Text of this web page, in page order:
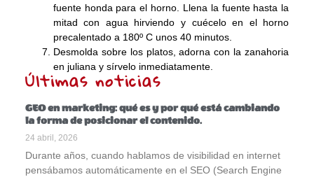
fuente honda para el horno. Llena la fuente hasta la
mitad con agua hirviendo y cuécelo en el horno
precalentado a 180º C unos 40 minutos.
Desmolda sobre los platos, adorna con la zanahoria
en juliana y sírvelo inmediatamente.
Últimas noticias
GEO en marketing: qué es y por qué está cambiando
la forma de posicionar el contenido.
24 abril, 2026
Durante años, cuando hablamos de visibilidad en internet
pensábamos automáticamente en el SEO (Search Engine